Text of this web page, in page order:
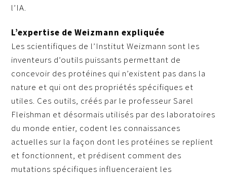
l’IA.
L’expertise de Weizmann expliquée
Les scientifiques de l’Institut Weizmann sont les
inventeurs d’outils puissants permettant de
concevoir des protéines qui n’existent pas dans la
nature et qui ont des propriétés spécifiques et
utiles. Ces outils, créés par le professeur Sarel
Fleishman et désormais utilisés par des laboratoires
du monde entier, codent les connaissances
actuelles sur la façon dont les protéines se replient
et fonctionnent, et prédisent comment des
mutations spécifiques influenceraient les